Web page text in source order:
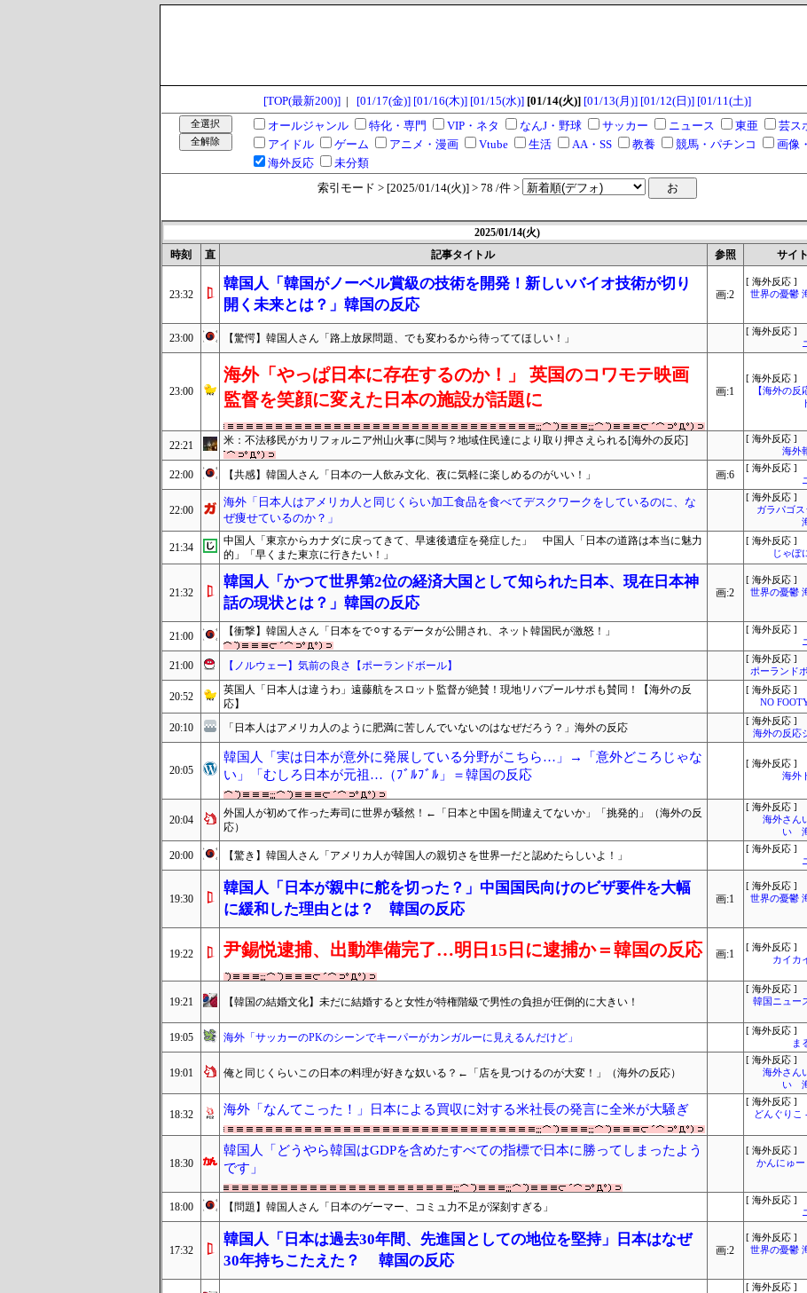
[TOP(最新200)]| [01/17(金)] [01/16(木)] [01/15(水)] [01/14(火)] [01/13(月)] [01/12(日)] [01/11(土)]
オールジャンル
特化・専門 VIP・ネタ なんJ・野球 サッカー ニュース 東亜
芸ス
アイドル
ゲーム アニメ・漫画 Vtube 生活 AA・SS 教養 競馬・パチンコ
画像
海外反応
未分類
索引モード > [2025/01/14(火)] > 78 /件 >
2025/01/14(火)
時刻
直 記事タイトル 参照 サイ
23:32
韓国人「韓国がノーベル賞級の技術を開発！新しいバイオ技術が切り
開く未来とは？」韓国の反応
画:2
[ 海外反応 ]
世界の憂鬱
23:00 【驚愕】韓国人さん「路上放尿問題、でも変わるから待っててほしい！」
[ 海外反応 ]
23:00
海外「やっぱ日本に存在するのか！」 英国のコワモテ映画
監督を笑顔に変えた日本の施設が話題に
画:1
[ 海外反応 ]
【海外の
22:21 米：不法移民がカリフォルニア州山火事に関与？地域住民達により取り押さえられる[海外の反応]
[ 海外反応 ]
海外
22:00 【共感】韓国人さん「日本の一人飲み文化、夜に気軽に楽しめるのがいい！」 画:6
[ 海外反応 ]
22:00
海外「日本人はアメリカ人と同じくらい加工食品を食べてデスクワークをしているのに、な
ぜ痩せているのか？」
[ 海外反応 ]
ガラパゴ
21:34
中国人「東京からカナダに戻ってきて、早速後遺症を発症した」 中国人「日本の道路は本当に魅力
的」「早くまた東京に行きたい！」
[ 海外反応 ]
じゃぽ
21:32
韓国人「かつて世界第2位の経済大国として知られた日本、現在日本神
話の現状とは？」韓国の反応
画:2
[ 海外反応 ]
世界の憂鬱
21:00 【衝撃】韓国人さん「日本をで⚪︎するデータが公開され、ネット韓国民が激怒！」
[ 海外反応 ]
21:00 【ノルウェー】気前の良さ【ポーランドボール】
[ 海外反応 ]
ポーランド
20:52
英国人「日本人は違うわ」遠藤航をスロット監督が絶賛！現地リバプールサポも賛同！【海外の反
応】
[ 海外反応 ]
NO
20:10 「日本人はアメリカ人のように肥満に苦しんでいないのはなぜだろう？」海外の反応
[ 海外反応 ]
海外の反応
20:05
韓国人「実は日本が意外に発展している分野がこちら…」→「意外どころじゃな
い」「むしろ日本が元祖…（ﾌﾞﾙﾌﾞﾙ」＝韓国の反応
[ 海外反応 ]
海外
20:04
外国人が初めて作った寿司に世界が騒然！←「日本と中国を間違えてないか」「挑発的」（海外の反
応）
[ 海外反応 ]
海外さん
い
20:00 【驚き】韓国人さん「アメリカ人が韓国人の親切さを世界一だと認めたらしいよ！」
[ 海外反応 ]
19:30
韓国人「日本が親中に舵を切った？」中国国民向けのビザ要件を大幅
に緩和した理由とは？ 韓国の反応
画:1
[ 海外反応 ]
世界の憂鬱
19:22 尹錫悦逮捕、出動準備完了…明日15日に逮捕か＝韓国の反応 画:1
[ 海外反応 ]
カイカ
19:21 【韓国の結婚文化】未だに結婚すると女性が特権階級で男性の負担が圧倒的に大きい！
[ 海外反応 ]
韓国ニュー
19:05 海外「サッカーのPKのシーンでキーパーがカンガルーに見えるんだけど」
[ 海外反応 ]
ま
19:01 俺と同じくらいこの日本の料理が好きな奴いる？←「店を見つけるのが大変！」（海外の反応）
[ 海外反応 ]
海外さん
い
18:32 海外「なんてこった！」日本による買収に対する米社長の発言に全米が大騒ぎ
[ 海外反応 ]
どんぐりこ
18:30
韓国人「どうやら韓国はGDPを含めたすべての指標で日本に勝ってしまったよう
です」
[ 海外反応 ]
かんにゅー
18:00 【問題】韓国人さん「日本のゲーマー、コミュ力不足が深刻すぎる」
[ 海外反応 ]
17:32
韓国人「日本は過去30年間、先進国としての地位を堅持」日本はなぜ
30年持ちこたえた？ 韓国の反応
画:2
[ 海外反応 ]
世界の憂鬱
[ 海外反応 ]